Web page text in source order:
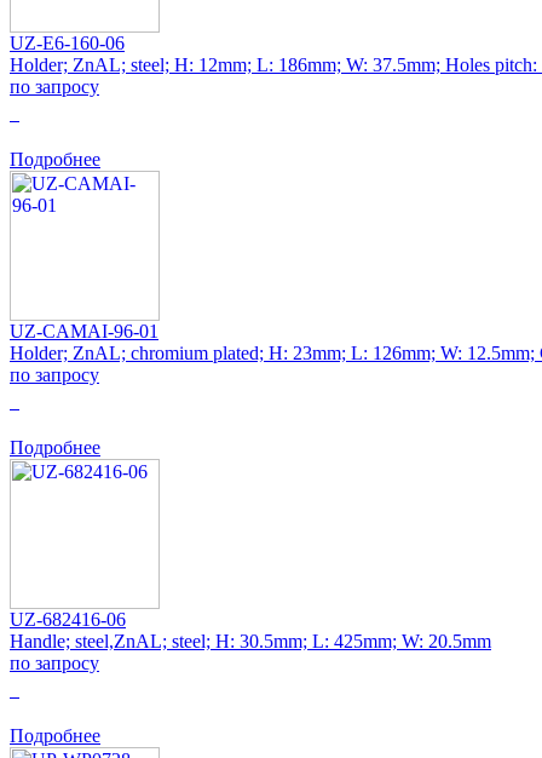
UZ-E6-160-06
Holder; ZnAL; steel; H: 12mm; L: 186mm; W: 37.5mm; Holes pitch:
по запросу
Подробнее
UZ-CAMAI-96-01
Holder; ZnAL; chromium plated; H: 23mm; L: 126mm; W:
по запросу
Подробнее
UZ-682416-06
Handle; steel,ZnAL; steel; H: 30.5mm; L: 425mm; W: 20.5mm
по запросу
Подробнее